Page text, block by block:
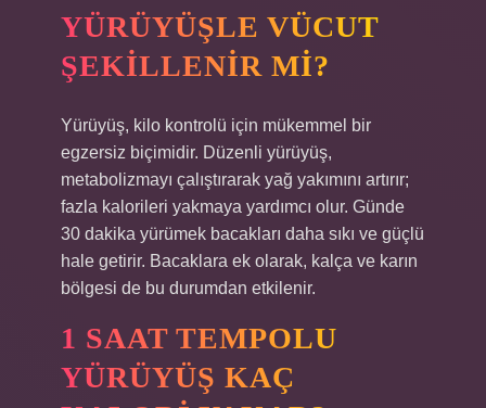
YÜRÜYÜŞLE VÜCUT
ŞEKILLENIR MI?
Yürüyüş, kilo kontrolü için mükemmel bir
egzersiz biçimidir. Düzenli yürüyüş,
metabolizmayı çalıştırarak yağ yakımını artırır;
fazla kalorileri yakmaya yardımcı olur. Günde
30 dakika yürümek bacakları daha sıkı ve güçlü
hale getirir. Bacaklara ek olarak, kalça ve karın
bölgesi de bu durumdan etkilenir.
1 SAAT TEMPOLU
YÜRÜYÜŞ KAÇ